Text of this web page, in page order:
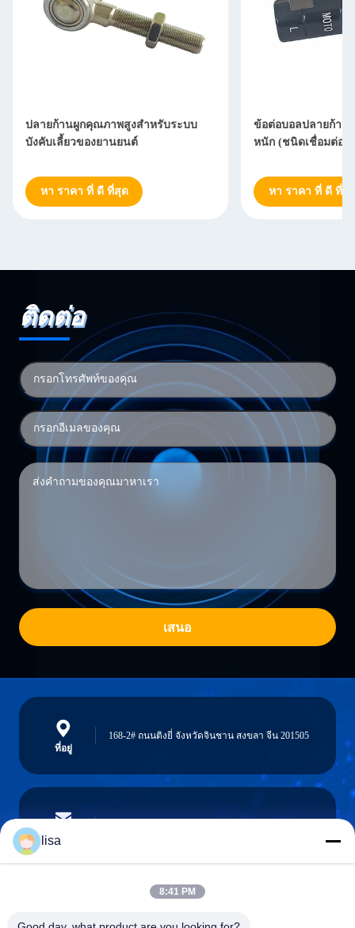
ปลายก้านผูกคุณภาพสูงสำหรับระบบ
บังคับเลี้ยวของยานยนต์
หา ราคา ที่ ดี ที่สุด
ข้อต่อบอลปลายก้าน
หนัก (ชนิดเชื่อมต่อท
หา ราคา ที่ ดี ที่สุ
ติดต่อ
เสนอ
ที่อยู่
168-2# ถนนติงยี่ จังหวัดจินชาน สงขลา จีน 201505
อีเมล
lisa
8:41 PM